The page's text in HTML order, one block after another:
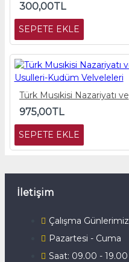
300,00TL
SEPETE EKLE
975,00TL
SEPETE EKLE
İletişim
Çalışma Günlerimiz
Pazartesi - Cuma
Saat: 09.00 - 19.00